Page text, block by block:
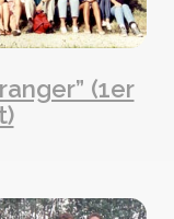
(1er